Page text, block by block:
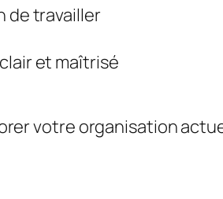
de travailler
et maîtrisé
votre organisation